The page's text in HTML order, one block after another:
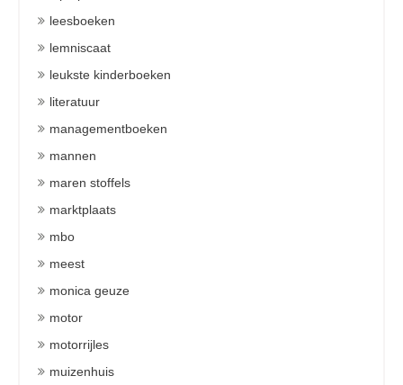
leesboeken
lemniscaat
leukste kinderboeken
literatuur
managementboeken
mannen
maren stoffels
marktplaats
mbo
meest
monica geuze
motor
motorrijles
muizenhuis